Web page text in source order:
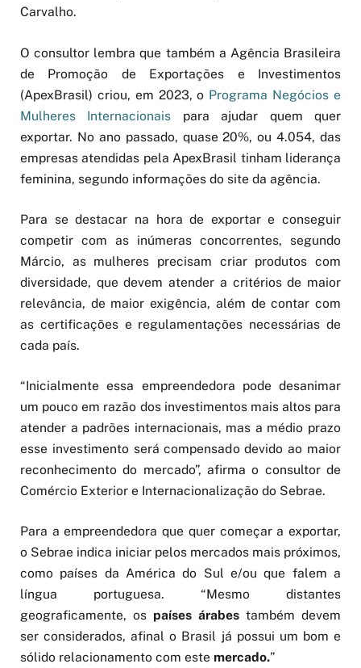
Carvalho.
O consultor lembra que também a Agência Brasileira
de Promoção de Exportações e Investimentos
(ApexBrasil) criou, em 2023, o Programa Negócios e
Mulheres Internacionais para ajudar quem quer
exportar. No ano passado, quase 20%, ou 4.054, das
empresas atendidas pela ApexBrasil tinham liderança
feminina, segundo informações do site da agência.
Para se destacar na hora de exportar e conseguir
competir com as inúmeras concorrentes, segundo
Márcio, as mulheres precisam criar produtos com
diversidade, que devem atender a critérios de maior
relevância, de maior exigência, além de contar com
as certificações e regulamentações necessárias de
cada país.
“Inicialmente essa empreendedora pode desanimar
um pouco em razão dos investimentos mais altos para
atender a padrões internacionais, mas a médio prazo
esse investimento será compensado devido ao maior
reconhecimento do mercado”, afirma o consultor de
Comércio Exterior e Internacionalização do Sebrae.
Para a empreendedora que quer começar a exportar,
o Sebrae indica iniciar pelos mercados mais próximos,
como países da América do Sul e/ou que falem a
língua portuguesa. “Mesmo distantes
geograficamente, os países árabes também devem
ser considerados, afinal o Brasil já possui um bom e
sólido relacionamento com este mercado.”